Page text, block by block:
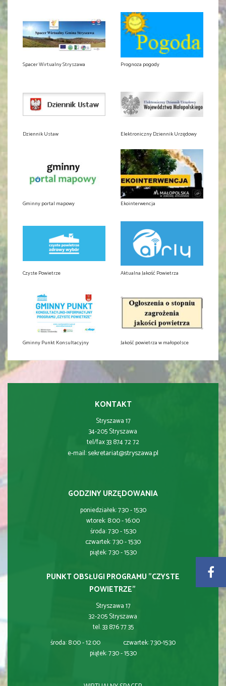
Spacer Wirtualny Stryszawa Prognoza pogody
Dziennik Ustaw Elektroniczny Dziennik Urzędowy
Gminny portal mapowy Ekointerwencja
Czyste Powietrze Aktualna Jakość Powietrza
Gminny Punkt Konsultacyjny Jakość powietrza w małopolsce
KONTAKT
Stryszawa 17
34-205 Stryszawa
tel/fax 33 874 72 72
e-mail:sekretariat@stryszawa.pl
GODZINY URZĘDOWANIA
poniedziałek: 7:30 - 15:30
wtorek: 8:00 - 16:00
środa: 7:30 - 15:30
czwartek: 7:30 - 15:30
piątek: 7:30 - 15:30
PUNKT OBSŁUGI PROGRAMU "CZYSTE
POWIETRZE"
Stryszawa 17
32-205 Stryszawa
tel. 33 876 77 35
środa: 8:00 - 12:00 czwartek: 7:30-15:30
piątek: 7:30 - 15:30